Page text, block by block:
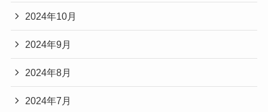
2024年10月
2024年9月
2024年8月
2024年7月